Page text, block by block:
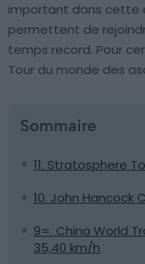
important dans cette
permettent de
temps record. Pour
Tour du monde des
Sommaire
11. Stratosphere
10. John Hancock
9=. China World
35,40 km/h